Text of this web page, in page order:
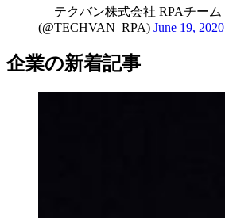
— テクバン株式会社 RPAチーム
(@TECHVAN_RPA) June 19, 2020
企業の新着記事